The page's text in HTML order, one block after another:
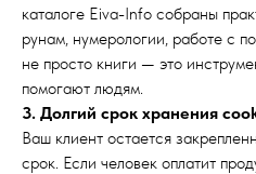
каталоге Eiva-Info собраны
рунам, нумерологии, работе с
не просто книги — это
помогают людям.
3. Долгий срок хранения
Ваш клиент остается
срок. Если человек оплатит